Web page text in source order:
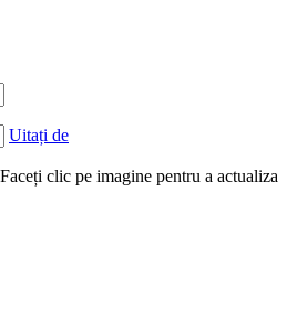
Uitați de
Faceți clic pe imagine pentru a actualiza